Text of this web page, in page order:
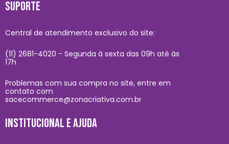
SUPORTE
Central de atendimento exclusivo do site:
(11) 2681-4020 - Segunda à sexta das 09h até às
17h
Problemas com sua compra no site, entre em
contato com
sacecommerce@zonacriativa.com.br
INSTITUCIONAL E AJUDA